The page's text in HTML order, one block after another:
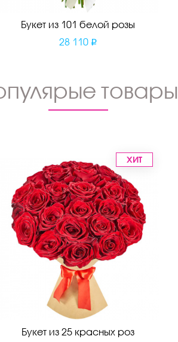
Букет из 101 белой розы
28 110
товары
ХИТ
Букет из 25 красных роз